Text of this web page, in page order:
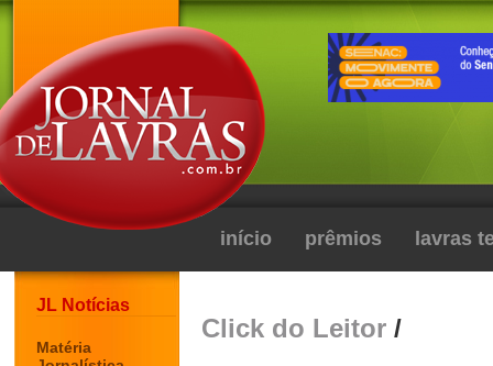
início prêmios lavras
JL Notícias
Matéria
Click do Leitor /